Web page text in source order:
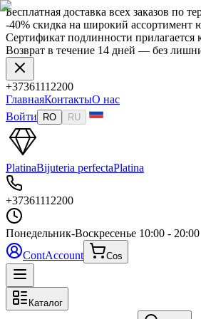
Бесплатная доставка всех заказов по
-40% скидка на широкий
Сертификат подлинности прилагается
Возврат в течение 14 дней — без
+37361112200
ГлавнаяКонтактыО нас
Войти
RO RU
PlatinaBijuteria perfectaPlatina
+37361112200
Понедельник-Воскресенье 10:00 - 20:00
ContAccount Cos
Каталог